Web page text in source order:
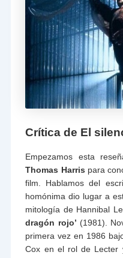
Crítica de El
Empezamos esta
Thomas Harris para
film. Hablamos del
homónima dio lugar a
mitología de Hannibal
dragón rojo’ (1981).
primera vez en 1986
Cox en el rol de Lecter